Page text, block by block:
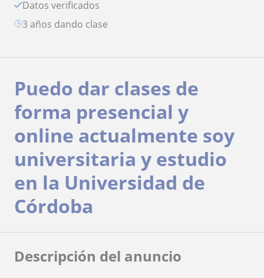
Datos verificados
3 años dando clase
Puedo dar clases de
forma presencial y
online actualmente soy
universitaria y estudio
en la Universidad de
Córdoba
Descripción del anuncio